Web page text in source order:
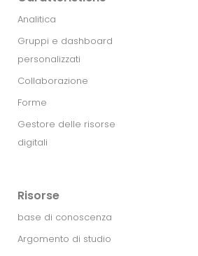
Analitica
Gruppi e dashboard
personalizzati
Collaborazione
Forme
Gestore delle risorse
digitali
Risorse
base di conoscenza
Argomento di studio